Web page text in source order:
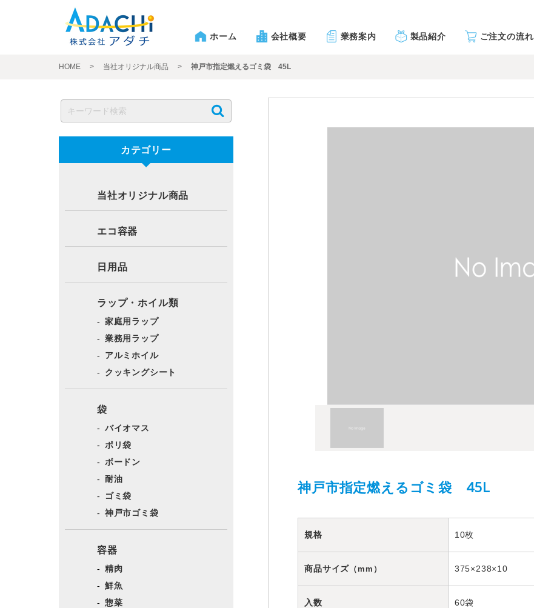
ホーム 会社概要 業務案内 製品紹介 ご注文の流れ
HOME > 当社オリジナル商品 > 神戸市指定燃えるゴミ袋 45L
神戸市指定燃えるゴミ袋 45L
規格 10枚
商品サイズ （mm） 375×238×10
入数 60袋
カテゴリー
当社オリジナル商品
エコ容器
日用品
ラップ・ホイル類
家庭用ラップ
業務用ラップ
アルミホイル
クッキングシート
袋
バイオマス
ポリ袋
ボードン
耐油
ゴミ袋
神戸市ゴミ袋
容器
精肉
鮮魚
惣菜